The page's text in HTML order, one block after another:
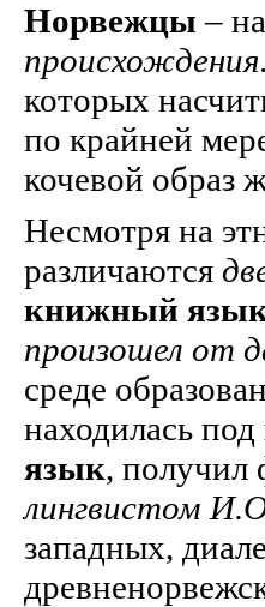
Норвежцы–
происхождения
которых
по крайней
кочевой образ
Несмотря на
различаются
книжный
произошел от
среде
находилась
язык, получил
лингвистом
западных,